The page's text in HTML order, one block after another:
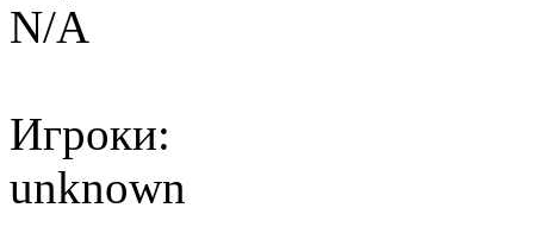
N/A
Игроки:
unknown